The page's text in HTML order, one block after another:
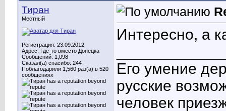
Тиран
Местный
Регистрация: 23.09.2012
Адрес: Где-то вместо Донецка
Сообщений: 1,098
Сказал(а) спасибо: 244
Поблагодарили 1,560 раз(а) в 520
сообщениях
Интересно, а
Его умение
русские
человек